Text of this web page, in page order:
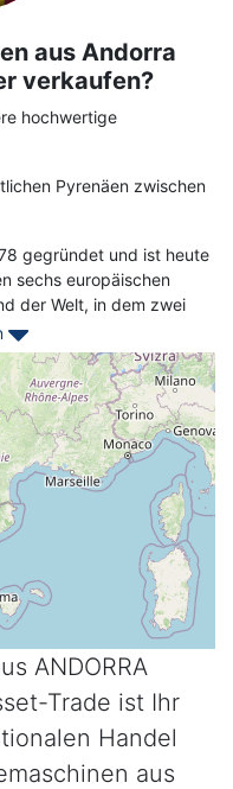
aus Andorra
verkaufen?
hochwertige
Pyrenäen zwischen
gegründet und ist heute
sechs europäischen
der Welt, in dem zwei
Funktion des
sind der Bischof von
Somit handelt es sich
zu den sogenannten
von Tagesbesuchern
Tabaks wegen. In der
der beiden
Sitz in Andorra, Radio
bis 1981 von
wurden und
Tourismus,
ist heute der wichtigste
um Ihre gebrauchte
ANDORRA
Trade ist Ihr
Handel
aus